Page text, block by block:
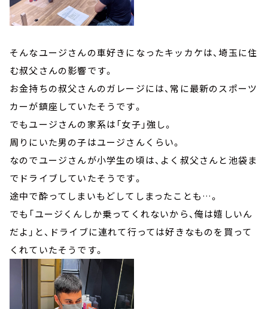
そんなユージさんの車好きになったキッカケは、埼玉に住
む叔父さんの影響です。
お金持ちの叔父さんのガレージには、常に最新のスポーツ
カーが鎮座していたそうです。
でもユージさんの家系は「女子」強し。
周りにいた男の子はユージさんくらい。
なのでユージさんが小学生の頃は、よく叔父さんと池袋ま
でドライブしていたそうです。
途中で酔ってしまいもどしてしまったことも…。
でも「ユージくんしか乗ってくれないから、俺は嬉しいん
だよ」と、ドライブに連れて行っては好きなものを買って
くれていたそうです。